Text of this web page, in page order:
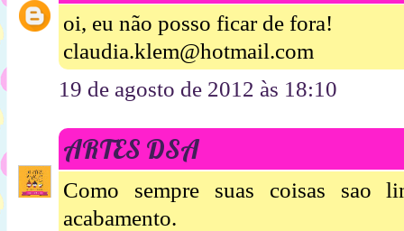
oi, eu não posso ficar de fora!
claudia.klem@hotmail.com
19 de agosto de 2012 às 18:10
ARTES DSA
Como sempre suas coisas sao
acabamento.